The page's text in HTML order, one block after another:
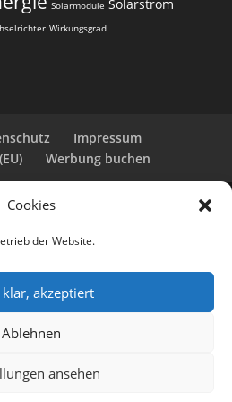
Cookies
der Website.
akzeptiert
Ablehnen
ansehen
Solarmodule Solarstrom
Wirkungsgrad
Impressum
Werbung buchen
| Web24 Consulting AVO UG |
um PV-Anlagen und einem
selbst sind kein Solarteur.
ein Angebot
Anlage bestellen, erhalten
vom jeweiligen
wurden redaktionell und/oder